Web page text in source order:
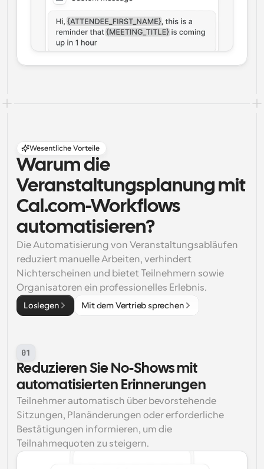
Wesentliche Vorteile
Warum die
Veranstaltungsplanung mit
Cal.com-Workflows
automatisieren?
Die Automatisierung von Veranstaltungsabläufen
reduziert manuelle Arbeiten, verhindert
Nichterscheinen und bietet Teilnehmern sowie
Organisatoren ein professionelles Erlebnis.
Loslegen Mit dem Vertrieb sprechen
01
Reduzieren Sie No-Shows mit
automatisierten Erinnerungen
Teilnehmer automatisch über bevorstehende
Sitzungen, Planänderungen oder erforderliche
Bestätigungen informieren, um die
Teilnahmequoten zu steigern.